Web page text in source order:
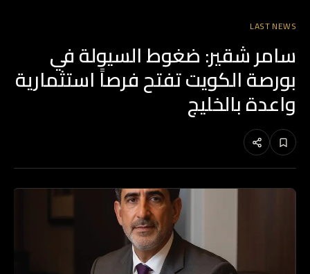
LAST NEWS
سامر شقير: ضغوط السيولة في
بورصة الكويت تفتح فرصاً استثمارية
واعدة بالخليج